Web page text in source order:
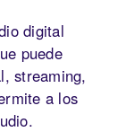
digital
puede
streaming,
a los